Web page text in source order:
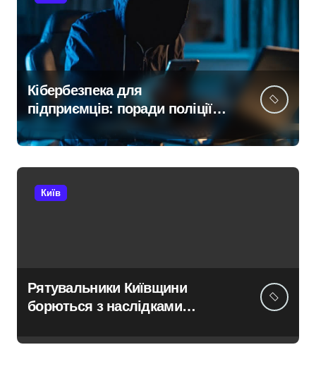
Кібербезпека для
підприємців: поради поліції
та фінансів
Київ
Рятувальники Київщини
борються з наслідками
районі в екстремальних